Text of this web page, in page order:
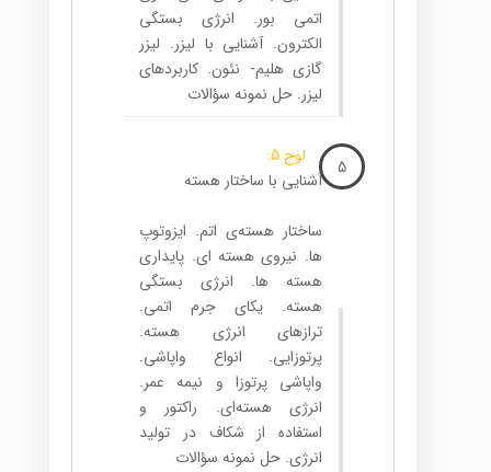
اتمی بور. انرژی بستگی
الکترون. آشنایی با لیزر. لیزر
گازی هلیم- نئون. کاربردهای
لیزر. حل نمونه سؤالات
5
لوح 5:
آشنایی با ساختار هسته‌
ساختار هسته‌ی‌ اتم. ایزوتوپ
ها. نیروی هسته ای. پایداری
هسته ها. انرژی بستگی
هسته. یکای جرم اتمی.
ترازهای انرژی هسته.
پرتوزایی. انواع واپاشی.
واپاشی پرتوزا و نیمه عمر.
انرژی هسته‌ای. راکتور و
استفاده از شکاف در تولید
انرژی. حل نمونه سؤالات